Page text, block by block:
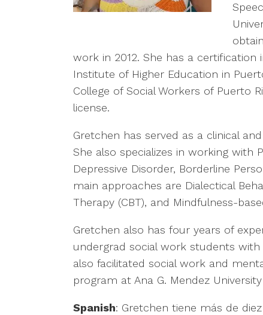
work in 2012. She has a
Institute of Higher Education in
College of Social Workers of Puerto
license.
Gretchen has served as a clinical
She also specializes in working with
Depressive Disorder, Borderline
main approaches are Dialectical
Therapy (CBT), and Mindfulness-
Gretchen also has four years of
undergrad social work students with
also facilitated social work and
program at Ana G. Mendez University
Spanish: Gretchen tiene más de